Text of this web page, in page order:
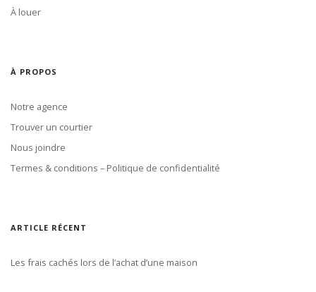
À louer
À PROPOS
Notre agence
Trouver un courtier
Nous joindre
Termes & conditions – Politique de confidentialité
ARTICLE RÉCENT
Les frais cachés lors de l’achat d’une maison